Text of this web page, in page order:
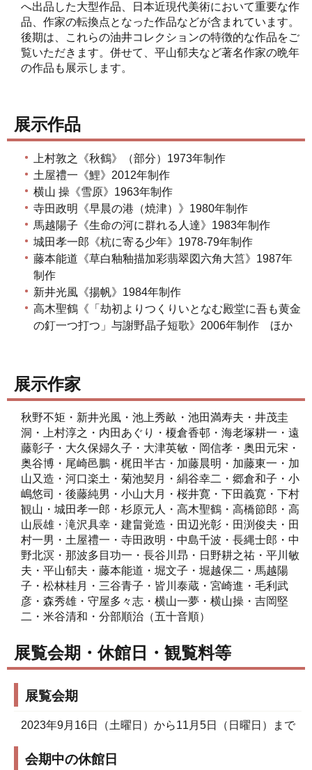
へ出品した大型作品、日本近現代美術において重要な作
品、作家の転換点となった作品などが含まれています。
後期は、これらの油井コレクションの特徴的な作品をご
覧いただきます。併せて、平山郁夫など著名作家の晩年
の作品も展示します。
展示作品
上村敦之《秋鶴》（部分）1973年制作
土屋禮一《鯉》2012年制作
横山 操《雪原》1963年制作
寺田政明《早晨の港（焼津）》1980年制作
馬越陽子《生命の河に群れる人達》1983年制作
城田孝一郎《杭に寄る少年》1978-79年制作
藤本能道《草白釉釉描加彩翡翠図六角大筥》1987年
制作
新井光風《揚帆》1984年制作
高木聖鶴《「劫初よりつくりいとなむ殿堂に吾も黄金
の釘一つ打つ」与謝野晶子短歌》2006年制作 ほか
展示作家
秋野不矩・新井光風・池上秀畝・池田満寿夫・井茂圭
洞・上村淳之・内田あぐり・榎倉香邨・海老塚耕一・遠
藤彰子・大久保婦久子・大津英敏・岡信孝・奥田元宋・
奥谷博・尾崎邑鵬・梶田半古・加藤晨明・加藤東一・加
山又造・河口楽土・菊池契月・絹谷幸二・郷倉和子・小
嶋悠司・後藤純男・小山大月・桜井寛・下田義寛・下村
観山・城田孝一郎・杉原元人・高木聖鶴・高橋節郎・高
山辰雄・滝沢具幸・建畠覚造・田辺光彰・田渕俊夫・田
村一男・土屋禮一・寺田政明・中島千波・長縄士郎・中
野北溟・那波多目功一・長谷川昻・日野耕之祐・平川敏
夫・平山郁夫・藤本能道・堀文子・堀越保二・馬越陽
子・松林桂月・三谷青子・皆川泰蔵・宮崎進・毛利武
彦・森秀雄・守屋多々志・横山一夢・横山操・吉岡堅
二・米谷清和・分部順治（五十音順）
展覧会期・休館日・観覧料等
展覧会期
2023年9月16日（土曜日）から11月5日（日曜日）まで
会期中の休館日